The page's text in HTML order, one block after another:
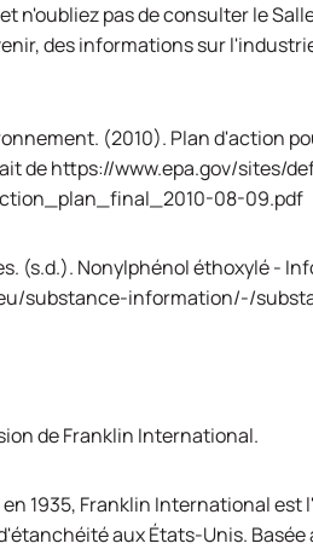
n'oubliez pas de consulter le
des informations sur
(2010). Plan d'action
dehttps://www.epa.gov/sites/
08-09.pdf
(s.d.). Nonylphénol éthoxylé -
substance-information/-/
deFranklin International.
1935, Franklin Internationalest
aux États-Unis. Basée